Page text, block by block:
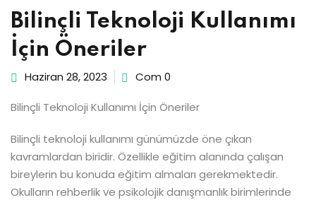
Bilinçli Teknoloji Kullanımı
İçin Öneriler
Haziran 28, 2023 Com 0
Bilinçli Teknoloji Kullanımı İçin Öneriler
Bilinçli teknoloji kullanımı günümüzde öne çıkan
kavramlardan biridir. Özellikle eğitim alanında çalışan
bireylerin bu konuda eğitim almaları gerekmektedir.
Okulların rehberlik ve psikolojik danışmanlık birimlerinde